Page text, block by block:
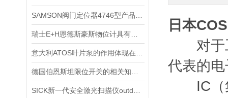
日本
对于工
代表的
IC（集